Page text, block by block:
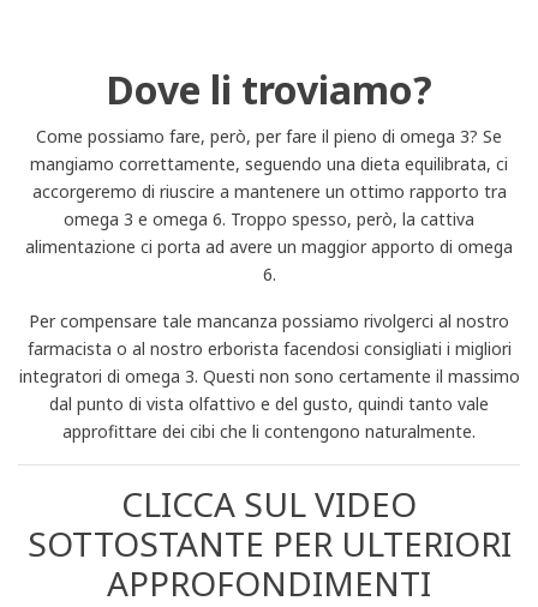
Dove li troviamo?
Come possiamo fare, però, per fare il pieno di omega 3? Se
mangiamo correttamente, seguendo una dieta equilibrata, ci
accorgeremo di riuscire a mantenere un ottimo rapporto tra
omega 3 e omega 6. Troppo spesso, però, la cattiva
alimentazione ci porta ad avere un maggior apporto di omega
6.
Per compensare tale mancanza possiamo rivolgerci al nostro
farmacista o al nostro erborista facendosi consigliati i migliori
integratori di omega 3. Questi non sono certamente il massimo
dal punto di vista olfattivo e del gusto, quindi tanto vale
approfittare dei cibi che li contengono naturalmente.
CLICCA SUL VIDEO
SOTTOSTANTE PER ULTERIORI
APPROFONDIMENTI